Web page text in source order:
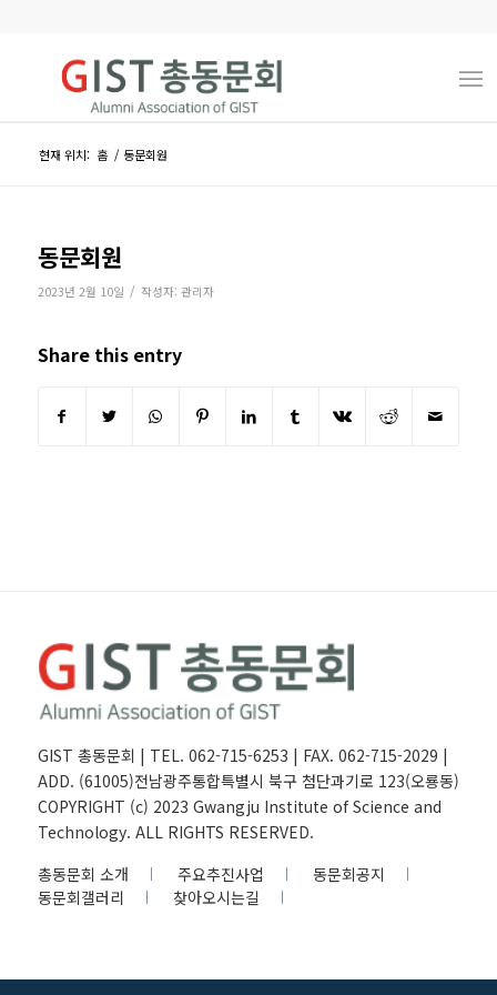
현재 위치: 홈 / 동문회원
동문회원
2023년 2월 10일 / 작성자: 관리자
Share this entry
GIST 총동문회 | TEL. 062-715-6253 | FAX. 062-715-2029 |
ADD. (61005)전남광주통합특별시 북구 첨단과기로 123(오룡동)
COPYRIGHT (c) 2023 Gwangju Institute of Science and
Technology. ALL RIGHTS RESERVED.
총동문회 소개
주요추진사업
동문회공지
동문회갤러리
찾아오시는길